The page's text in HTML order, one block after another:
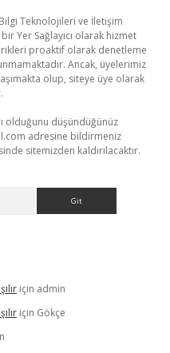
Teknolojileri ve İletişim
Yer Sağlayıcı olarak hizmet
proaktif olarak denetleme
Ancak, üyelerimiz
olup, siteye üye olarak
olduğunu düşündüğünüz
adresine bildirmeniz
sitemizden kaldırılacaktır.
için admin
için Gökçe